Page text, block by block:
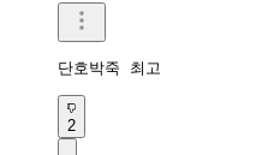
단호박죽 최고
2